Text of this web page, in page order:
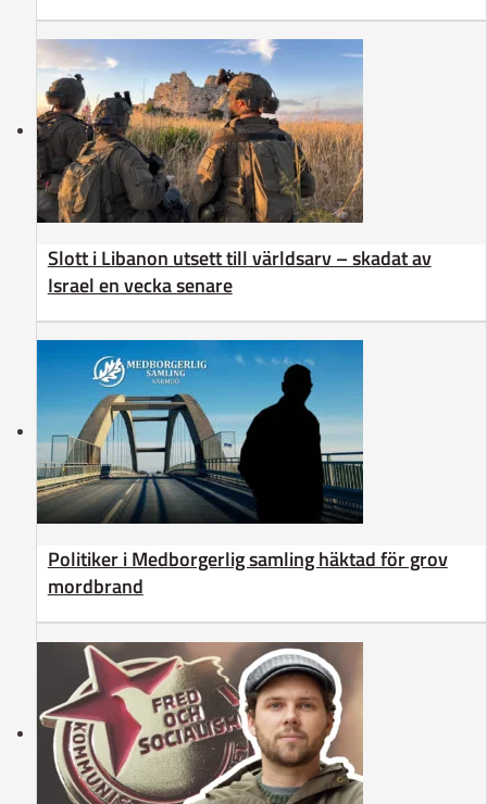
Slott i Libanon utsett till världsarv – skadat av
Israel en vecka senare
Politiker i Medborgerlig samling häktad för grov
mordbrand